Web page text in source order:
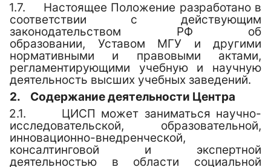
1.7.
Настоящее Положение разработано в
соответствии с действующим
законодательством РФ об
образовании, Уставом МГУ и другими
нормативными и правовыми актами,
регламентирующими учебную и научную
деятельность высших учебных заведений.
2.
Содержание деятельности Центра
2.1.
ЦИСП может заниматься научно-
исследовательской, образовательной,
инновационно-внедренческой,
консалтинговой и экспертной
деятельностью в области социальной